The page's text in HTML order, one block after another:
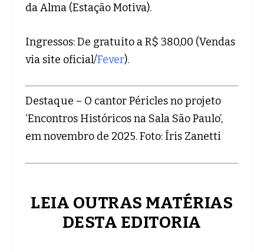
da Alma (Estação Motiva).
Ingressos: De gratuito a R$ 380,00 (Vendas
via site oficial/Fever).
Destaque – O cantor Péricles no projeto
‘Encontros Históricos na Sala São Paulo’,
em novembro de 2025. Foto: Íris Zanetti
LEIA OUTRAS MATÉRIAS
DESTA EDITORIA